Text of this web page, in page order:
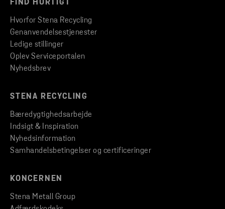
FIND HURTIGT
Hvorfor Stena Recycling
Genanvendelsestjenester
Ledige stillinger
Oplev Serviceportalen
Nyhedsbrev
STENA RECYCLING
Bæredygtighedsarbejde
Indsigt & Inspiration
Nyhedsinformation
Samhandelsbetingelser og certificeringer
KONCERNEN
Stena Metall Group